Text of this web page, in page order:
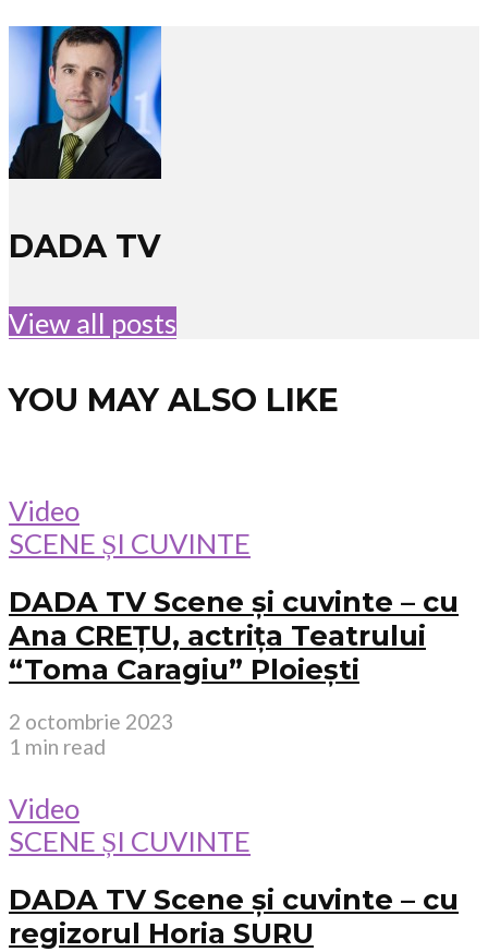
DADA TV
View all posts
YOU MAY ALSO LIKE
Video
SCENE ȘI CUVINTE
DADA TV Scene și cuvinte – cu
Ana CREȚU, actrița Teatrului
“Toma Caragiu” Ploiești
2 octombrie 2023
1 min read
Video
SCENE ȘI CUVINTE
DADA TV Scene și cuvinte – cu
regizorul Horia SURU